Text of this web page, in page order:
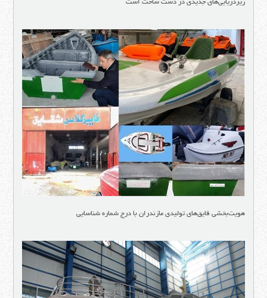
زیردریایی‌های جدیدی در دست ساخت است
هویت‌بخشی قایق‌های تولیدی مازندران با درج شماره شناسایی